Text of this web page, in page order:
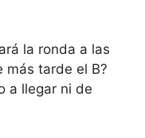
la ronda a las
más tarde el B?
a llegar ni de